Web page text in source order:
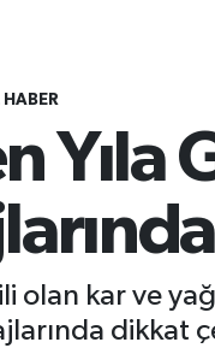
Yıla
olan kar ve
dikkat